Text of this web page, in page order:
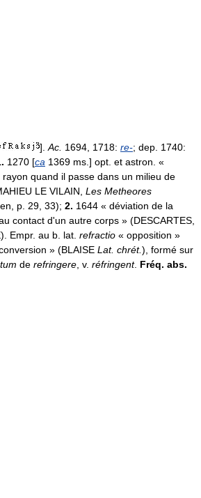
]. Ac. 1694, 1718: re-; dep. 1740:
1270 [ca 1369 ms.] opt. et astron. «
quand il passe dans un milieu de
LE VILAIN, Les Metheores
p. 29, 33); 2. 1644 « déviation de la
contact d'un autre corps » (DESCARTES,
Empr. au b. lat. refractio « opposition »
» (BLAISE Lat. chrét.), formé sur
de refringere , v. réfringent. Fréq. abs.